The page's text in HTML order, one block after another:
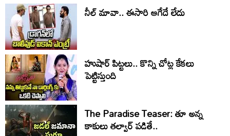
నీల్ మావా.. ఈసారి ఆగేదే లేదు
హుషార్‌ పిట్టలు.. కొన్ని చోట్ల కేకలు
పెట్టిస్తుంది
The Paradise Teaser: తూ అన్న
కాకులు తల్వార్ పడితే..